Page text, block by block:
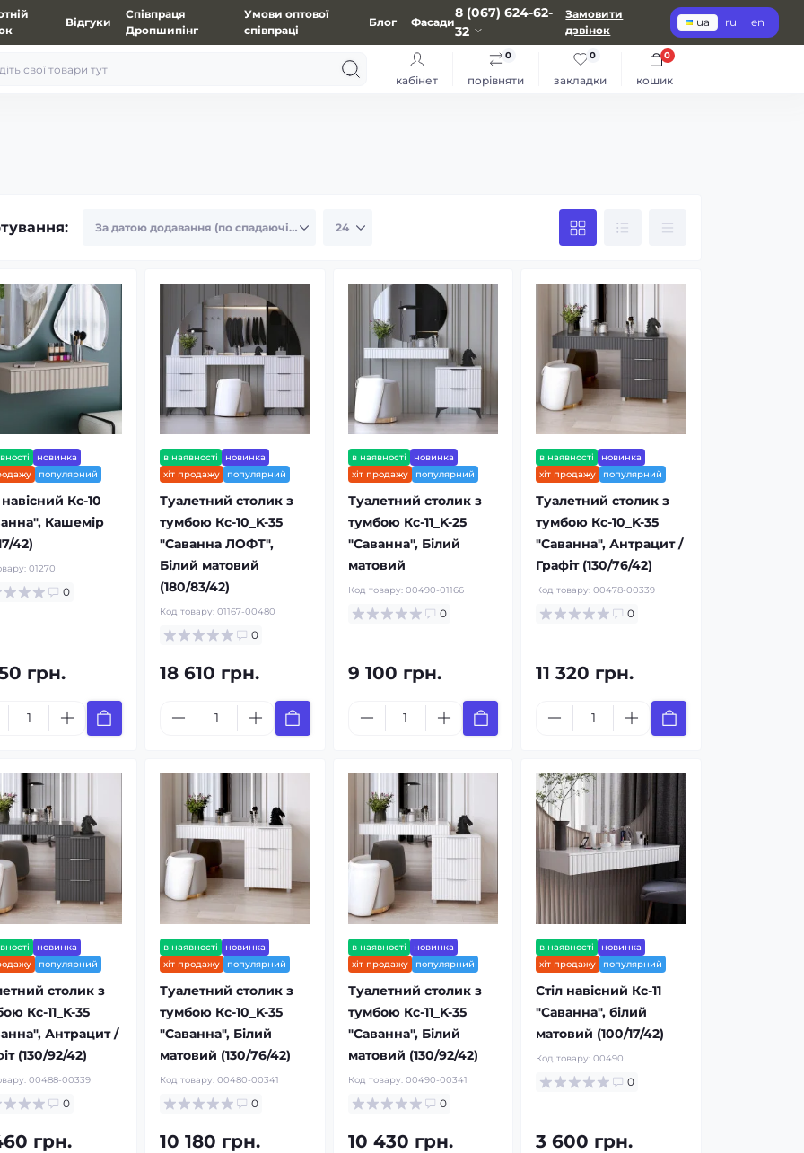
Відгуки
Співпраця
Дропшипінг
Умови оптової
співпраці
Блог Фасади
8 (067) 624-62-
32
Замовити
дзвінок
ua ru en
кабінет порівняти
0
закладки
0
кошик
0
новинка
популярний
навісний Кс-10
Кашемір
42)
01270
0
грн.
в наявності
новинка
хіт продажу
популярний
Туалетний столик з
тумбою Кс-10_K-35
"Саванна ЛОФТ",
Білий матовий
(180/83/42)
Код товару: 01167-00480
0
18 610 грн.
в наявності
новинка
хіт продажу
популярний
Туалетний столик з
тумбою Кс-11_K-25
"Саванна", Білий
матовий
Код товару: 00490-01166
0
9 100 грн.
в наявності
новинка
хіт продажу
популярний
Туалетний столик з
тумбою Кс-10_K-35
"Саванна", Антрацит /
Графіт (130/76/42)
Код товару:00478-00339
0
11 320 грн.
новинка
популярний
столик з
Кс-11_K-35
Антрацит /
(130/92/42)
00488-00339
0
грн.
в наявності
новинка
хіт продажу
популярний
Туалетний столик з
тумбою Кс-10_K-35
"Саванна", Білий
матовий (130/76/42)
Код товару: 00480-00341
0
10 180 грн.
в наявності
новинка
хіт продажу
популярний
Туалетний столик з
тумбою Кс-11_K-35
"Саванна", Білий
матовий (130/92/42)
Код товару: 00490-00341
0
10 430 грн.
в наявності
новинка
хіт продажу
популярний
Стіл навісний Кс-11
"Саванна", білий
матовий (100/17/42)
Код товару:00490
0
3 600 грн.